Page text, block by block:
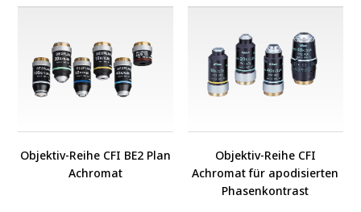
Objektiv-Reihe CFI BE2 Plan
Achromat
Objektiv-Reihe CFI
Achromat für apodisierten
Phasenkontrast